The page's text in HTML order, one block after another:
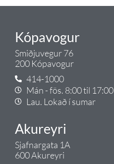
Kópavogur
Smiðjuvegur 76
200 Kópavogur
414-1000
Mán - fös. 8:00 til 17:00
Lau. Lokað í sumar
Akureyri
Sjafnargata 1A
600 Akureyri